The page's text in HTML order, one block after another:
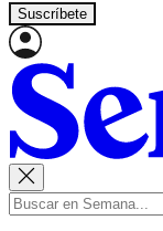
Suscríbete